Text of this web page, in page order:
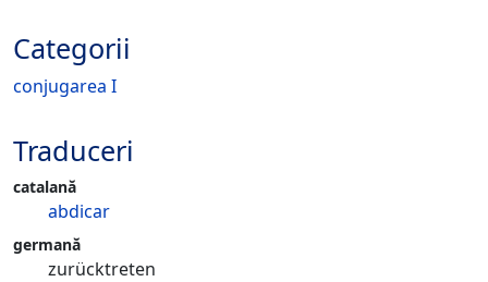
Categorii
conjugarea I
Traduceri
catalană
abdicar
germană
zurücktreten